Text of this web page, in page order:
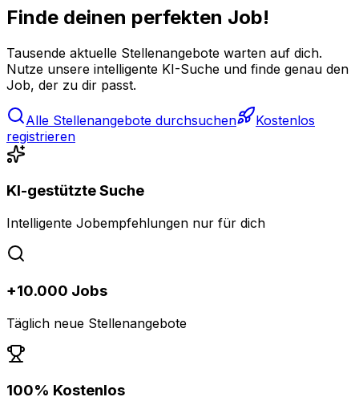
Finde deinen perfekten Job!
Tausende aktuelle Stellenangebote warten auf dich.
Nutze unsere intelligente KI-Suche und finde genau den
Job, der zu dir passt.
Alle Stellenangebote durchsuchen
Kostenlos
registrieren
KI-gestützte Suche
Intelligente Jobempfehlungen nur für dich
+10.000 Jobs
Täglich neue Stellenangebote
100% Kostenlos